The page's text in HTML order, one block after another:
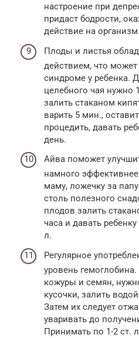
настроение при
придаст бодрости,
действие на организм.
Плоды и листья
действием, что
синдроме у ребенка.
целебного чая нужно
залить стаканом
варить 5 мин.,
процедить, давать
день.
Айва поможет
намного
маму, ложечку за
столь полезного
плодов залить
часа и давать
л.
Регулярное
уровень
кожуры и семян,
кусочки, залить
Затем их следует
уваривать до
Принимать по 1-2 ст.